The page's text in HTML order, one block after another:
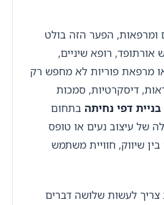
ומרפאות, הפער הזה בולט
רופא שיניים,
או מרפאת פוריות לא מחפש רק
דיסקרטיות, סמכות
בניית דפי נחיתה בתחום
של עיצוב נעים או טופס
שיווק, חוויית משתמש
צריך לעשות שלושה דברים